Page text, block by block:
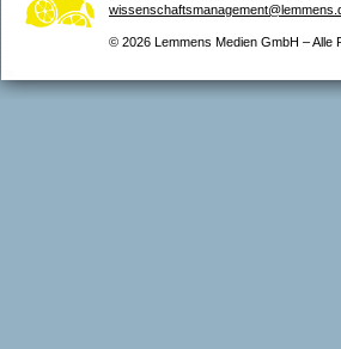
© 2026 Lemmens Medien GmbH – Alle